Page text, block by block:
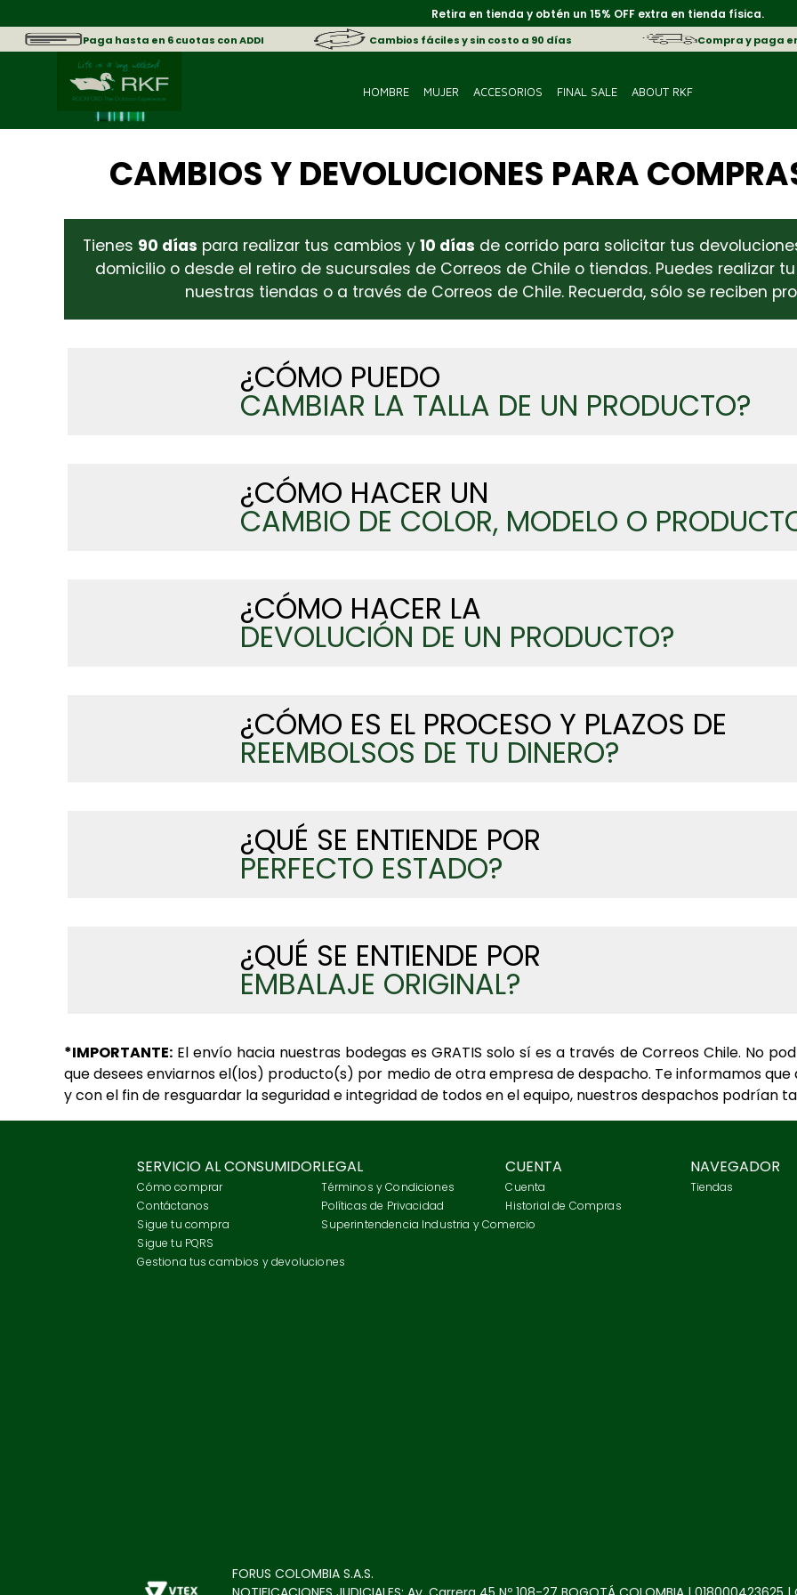
Retira en tienda y obtén un 15% OFF extra en tienda física.
Paga hasta en 6 cuotas con ADDI Cambios fáciles y sin costo a 90 días Compra y paga
HOMBRE MUJER ACCESORIOS FINAL SALE ABOUT RKF
CAMBIOS Y DEVOLUCIONES PARA
Tienes 90 días para realizar tus cambios y 10 días de corrido para solicitar tus
domicilio o desde el retiro de sucursales de Correos de Chile o tiendas. Puedes realizar
nuestras tiendas o a través de Correos de Chile. Recuerda, sólo se reciben
¿CÓMO PUEDO
CAMBIAR LA TALLA DE UN PRODUCTO?
¿CÓMO HACER UN
CAMBIO DE COLOR, MODELO O
¿CÓMO HACER LA
DEVOLUCIÓN DE UN PRODUCTO?
¿CÓMO ES EL PROCESO Y PLAZOS DE
REEMBOLSOS DE TU DINERO?
¿QUÉ SE ENTIENDE POR
PERFECTO ESTADO?
¿QUÉ SE ENTIENDE POR
EMBALAJE ORIGINAL?
*IMPORTANTE: El envío hacia nuestras bodegas es GRATIS solo sí es a través de Correos Chile. No
que desees enviarnos el(los) producto(s) por medio de otra empresa de despacho. Te informamos que
y con el fin de resguardar la seguridad e integridad de todos en el equipo, nuestros despachos podrían
SERVICIO AL CONSUMIDOR
Cómo comprar
Contáctanos
Sigue tu compra
Sigue tu PQRS
Gestiona tus cambios y devoluciones
LEGAL
Términos y Condiciones
Políticas de Privacidad
Superintendencia Industria y Comercio
CUENTA
Cuenta
Historial de Compras
NAVEGADOR
Tiendas
FORUS COLOMBIA S.A.S.